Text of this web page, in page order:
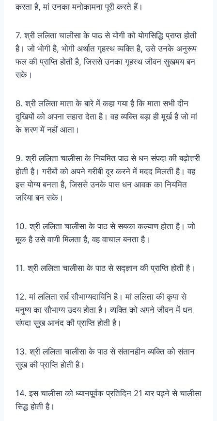
करता है, मां उनका मनोकामना पूरी करते हैं।
7. श्री ललिता चालीसा के पाठ से योगी को योगसिद्धि प्राप्त होती
है। जो भोगी है, भोगी अर्थात गृहस्थ व्यक्ति है, उसे उनके अनुरूप
फल की प्राप्ति होती है, जिससे उनका गृहस्थ जीवन सुखमय बन
सके।
8. श्री ललिता माता के बारे में कहा गया है कि माता सभी दीन
दुखियों को अपना सहारा देता है। वह व्यक्ति बड़ा ही मूर्ख है जो मां
के शरण में नहीं आता।
9. श्री ललिता चालीसा के नियमित पाठ से धन संपदा की बढ़ोत्तरी
होती है। गरीबों को अपने गरीबी दूर करने में मदद मिलती है। वह
इस योग्य बनता है, जिससे उनके पास धन आवक का नियमित
जरिया बन सके।
10. श्री ललिता चालीसा के पाठ से सबका कल्याण होता है। जो
मूक है उसे वाणी मिलता है, वह वाचाल बनता है।
11. श्री ललिता चालीसा के पाठ से सद्ज्ञान की प्राप्ति होती है।
12. मां ललिता सर्व सौभाग्यदायिनि है। मां ललिता की कृपा से
मनुष्य का सौभाग्य उदय होता है। व्यक्ति को अपने जीवन में धन
संपदा सुख आनंद की प्राप्ति होती है।
13. श्री ललिता चालीसा के पाठ से संतानहीन व्यक्ति को संतान
सुख की प्राप्ति होती है।
14. इस चालीसा को ध्यानपूर्वक प्रतिदिन 21 बार पढ़ने से चालीसा
सिद्ध होती है।